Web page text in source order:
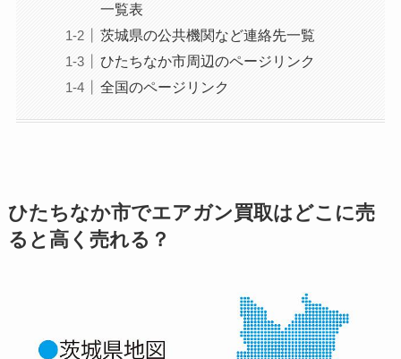
一覧表
茨城県の公共機関など連絡先一覧
ひたちなか市周辺のページリンク
全国のページリンク
ひたちなか市でエアガン買取はどこに売
ると高く売れる？